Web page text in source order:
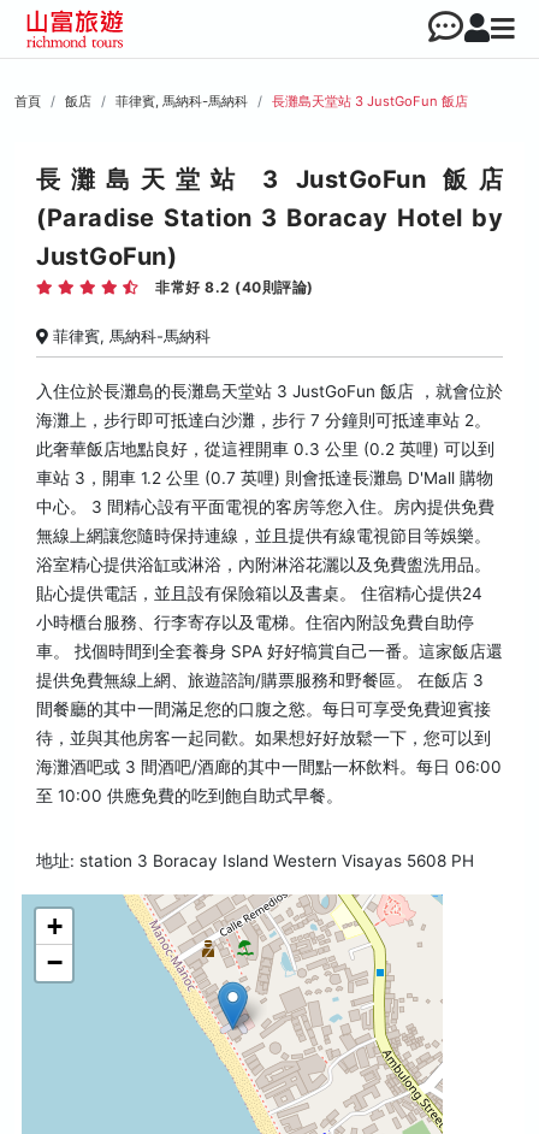
首頁 飯店 菲律賓, 馬納科-馬納科 長灘島天堂站 3 JustGoFun 飯店
長灘島天堂站 3 JustGoFun 飯店
(Paradise Station 3 Boracay Hotel by
JustGoFun)
非常好 8.2 (40則評論)
菲律賓, 馬納科-馬納科
入住位於長灘島的長灘島天堂站 3 JustGoFun 飯店 ，就會位於
海灘上，步行即可抵達白沙灘，步行 7 分鐘則可抵達車站 2。
此奢華飯店地點良好，從這裡開車 0.3 公里 (0.2 英哩) 可以到
車站 3，開車 1.2 公里 (0.7 英哩) 則會抵達長灘島 D'Mall 購物
中心。 3 間精心設有平面電視的客房等您入住。房內提供免費
無線上網讓您隨時保持連線，並且提供有線電視節目等娛樂。
浴室精心提供浴缸或淋浴，內附淋浴花灑以及免費盥洗用品。
貼心提供電話，並且設有保險箱以及書桌。 住宿精心提供24
小時櫃台服務、行李寄存以及電梯。住宿內附設免費自助停
車。 找個時間到全套養身 SPA 好好犒賞自己一番。這家飯店還
提供免費無線上網、旅遊諮詢/購票服務和野餐區。 在飯店 3
間餐廳的其中一間滿足您的口腹之慾。每日可享受免費迎賓接
待，並與其他房客一起同歡。如果想好好放鬆一下，您可以到
海灘酒吧或 3 間酒吧/酒廊的其中一間點一杯飲料。每日 06:00
至 10:00 供應免費的吃到飽自助式早餐。
地址: station 3 Boracay Island Western Visayas 5608 PH
+
−